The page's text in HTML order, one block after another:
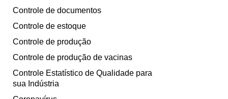
Controle de documentos
Controle de estoque
Controle de produção
Controle de produção de vacinas
Controle Estatístico de Qualidade para
sua Indústria